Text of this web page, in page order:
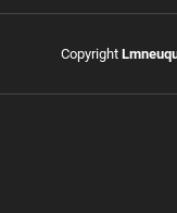
Copyright